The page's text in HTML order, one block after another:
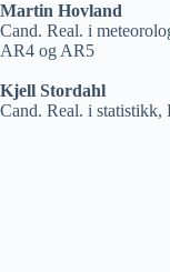
Martin Hovland
Cand. Real. i
AR4 og AR5
Kjell Stordahl
Cand. Real. i statistikk,